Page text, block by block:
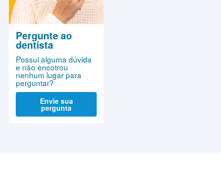
Pergunte ao
dentista
Possui alguma dúvida
e não encotrou
nenhum lugar para
perguntar?
Envie sua
pergunta